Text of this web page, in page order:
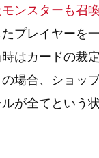
ンスターも召
プレイヤーを
はカードの裁
場合、ショッ
が全てという